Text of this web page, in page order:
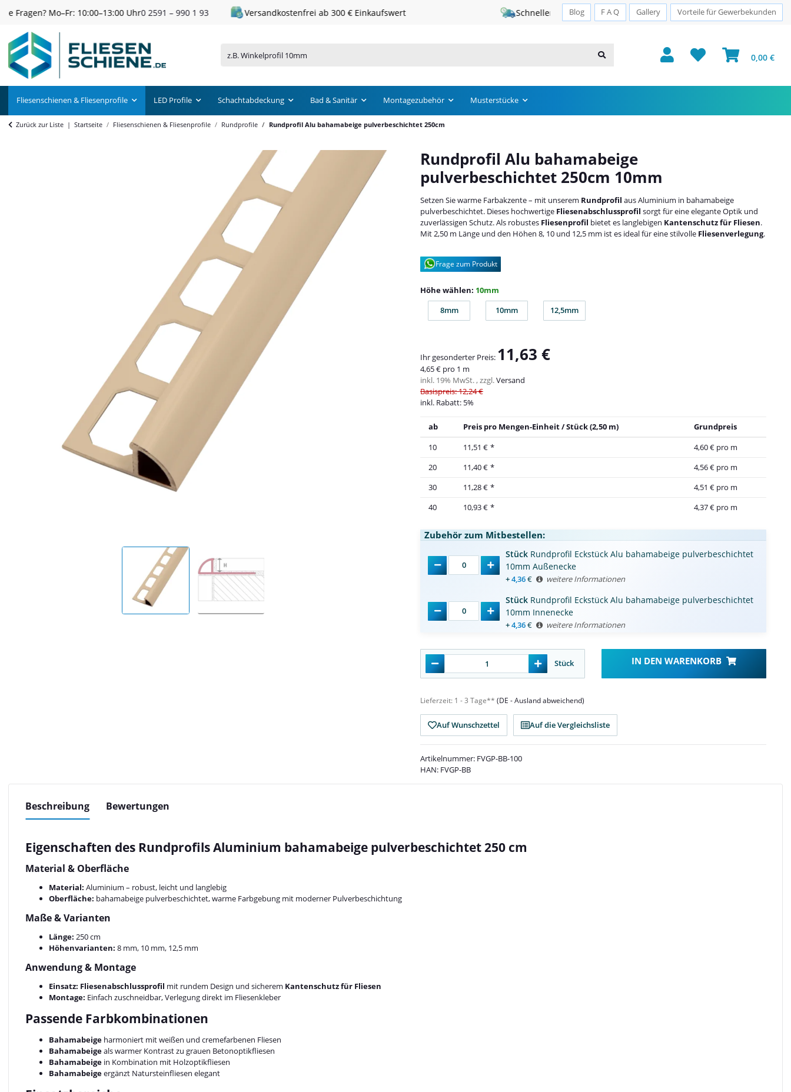
Blog F A Q Gallery Vorteile für Gewerbekunden
Versandkostenfrei ab 300 € Einkaufswert Schneller Versand · 1 – 3 Werktage Sichere Zahlung · PayPal · Klarna
0,00 €
Fliesenschienen & Fliesenprofile LED Profile Schachtabdeckung Bad & Sanitär Montagezubehör Musterstücke
Zurück zur Liste Startseite Fliesenschienen & Fliesenprofile Rundprofile Rundprofil Alu bahamabeige pulverbeschichtet 250cm
Rundprofil Alu bahamabeige
pulverbeschichtet 250cm 10mm
Setzen Sie warme Farbakzente – mit unserem Rundprofil aus Aluminium in bahamabeige
pulverbeschichtet. Dieses hochwertige Fliesenabschlussprofil sorgt für eine elegante Optik und
zuverlässigen Schutz. Als robustes Fliesenprofil bietet es langlebigen Kantenschutz für Fliesen.
Mit 2,50 m Länge und den Höhen 8, 10 und 12,5 mm ist es ideal für eine stilvolle Fliesenverlegung.
Frage zum Produkt
Höhe wählen: 10mm
8mm
8mm 10mm
10mm 12,5mm
12,5mm
Ihr gesonderter Preis: 11,63 €
4,65 € pro 1 m
inkl. 19% MwSt. , zzgl.Versand
Basispreis: 12,24 €
inkl. Rabatt: 5%
ab Preis pro Mengen-Einheit / Stück (2,50 m)
Grundpreis
10
11,51 € *
4,60 € pro m
20
11,40 € *
4,56 € pro m
30
11,28 € *
4,51 € pro m
40
10,93 € * 4,37 € pro m
Zubehör zum Mitbestellen:
Stück Rundprofil Eckstück Alu bahamabeige pulverbeschichtet
10mm Außenecke
+4,36€ weitere Informationen
Stück Rundprofil Eckstück Alu bahamabeige pulverbeschichtet
10mm Innenecke
+4,36€ weitere Informationen
Stück IN DEN WARENKORB
Lieferzeit: 1 - 3 Tage** (DE - Ausland abweichend)
Auf Wunschzettel Auf die Vergleichsliste
Artikelnummer: FVGP-BB-100
HAN: FVGP-BB
Beschreibung Bewertungen
Eigenschaften des Rundprofils Aluminium bahamabeige pulverbeschichtet 250 cm
Material & Oberfläche
Material: Aluminium – robust, leicht und langlebig
Oberfläche: bahamabeige pulverbeschichtet, warme Farbgebung mit moderner Pulverbeschichtung
Maße & Varianten
Länge: 250 cm
Höhenvarianten: 8 mm, 10 mm, 12,5 mm
Anwendung & Montage
Einsatz: Fliesenabschlussprofil mit rundem Design und sicherem Kantenschutz für Fliesen
Montage: Einfach zuschneidbar, Verlegung direkt im Fliesenkleber
Passende Farbkombinationen
Bahamabeige harmoniert mit weißen und cremefarbenen Fliesen
Bahamabeigeals warmer Kontrast zu grauen Betonoptikfliesen
Bahamabeige in Kombination mit Holzoptikfliesen
Bahamabeigeergänzt Natursteinfliesen elegant